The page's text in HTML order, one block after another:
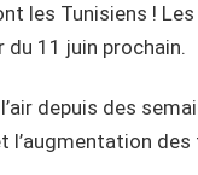
les Tunisiens !
11 juin prochain.
depuis des
l’augmentation